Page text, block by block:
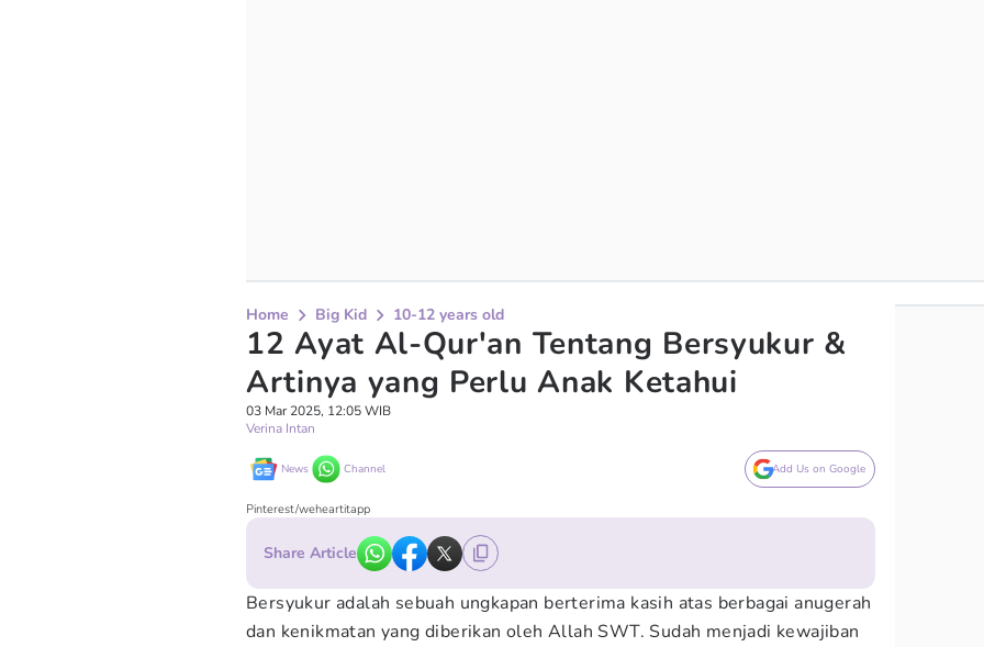
Home Big Kid 10-12 years old
12 Ayat Al-Qur'an Tentang Bersyukur &
Artinya yang Perlu Anak Ketahui
03 Mar 2025, 12:05 WIB
Verina Intan
News Channel Add Us on Google
Pinterest/weheartitapp
Share Article
Bersyukur adalah sebuah ungkapan berterima kasih atas berbagai anugerah
dan kenikmatan yang diberikan oleh Allah SWT. Sudah menjadi kewajiban